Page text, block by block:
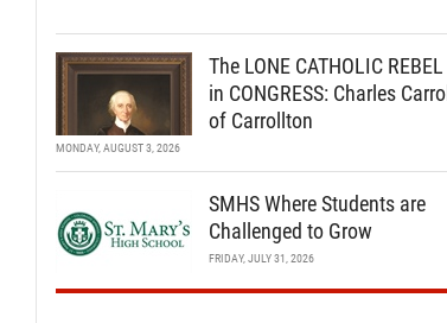
The LONE CATHOLIC REBEL
in CONGRESS: Charles Carroll
of Carrollton
MONDAY, AUGUST 3, 2026
SMHS Where Students are
Challenged to Grow
FRIDAY, JULY 31, 2026